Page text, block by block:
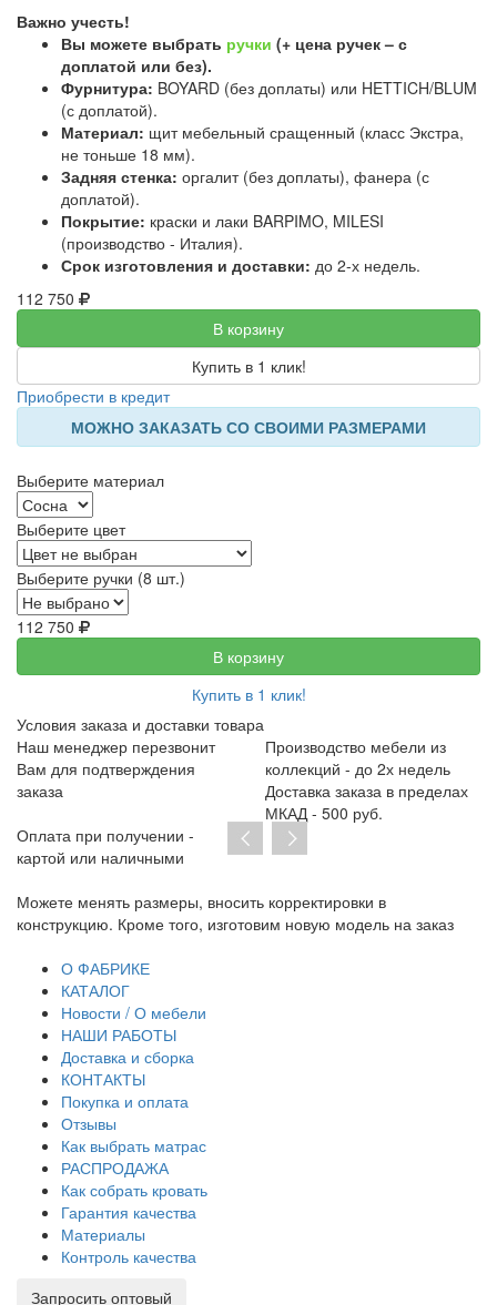
Важно учесть!
Вы можете выбрать ручки (+ цена ручек – с
доплатой или без).
Фурнитура: BOYARD (без доплаты) или HETTICH/BLUM
(с доплатой).
Материал: щит мебельный сращенный (класс Экстра,
не тоньше 18 мм).
Задняя стенка: оргалит (без доплаты), фанера (с
доплатой).
Покрытие: краски и лаки BARPIMO, MILESI
(производство - Италия).
Срок изготовления и доставки: до 2-х недель.
112 750
В корзину
Купить в 1 клик!
Приобрести в кредит
МОЖНО ЗАКАЗАТЬ СО СВОИМИ РАЗМЕРАМИ
Выберите материал
Выберите цвет
Выберите ручки (8 шт.)
112 750
В корзину
Купить в 1 клик!
Условия заказа и доставки товара
Наш менеджер перезвонит
Вам для подтверждения
заказа
Производство мебели из
коллекций - до 2х недель
Доставка заказа в пределах
МКАД - 500 руб.
Оплата при получении -
картой или наличными
Можете менять размеры, вносить корректировки в
конструкцию. Кроме того, изготовим новую модель на заказ
О ФАБРИКЕ
КАТАЛОГ
Новости / О мебели
НАШИ РАБОТЫ
Доставка и сборка
КОНТАКТЫ
Покупка и оплата
Отзывы
Как выбрать матрас
РАСПРОДАЖА
Как собрать кровать
Гарантия качества
Материалы
Контроль качества
Запросить оптовый